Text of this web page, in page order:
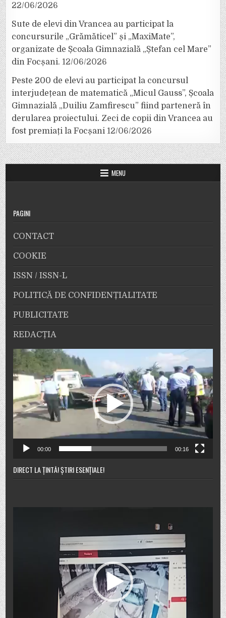
22/06/2026
Sute de elevi din Vrancea au participat la
concursurile „Grămăticel” și „MaxiMate”,
organizate de Școala Gimnazială „Ștefan cel Mare”
din Focșani. 12/06/2026
Peste 200 de elevi au participat la concursul
interjudețean de matematică „Micul Gauss”, Școala
Gimnazială „Duiliu Zamfirescu” fiind parteneră în
derularea proiectului. Zeci de copii din Vrancea au
fost premiați la Focșani 12/06/2026
MENU
PAGINI
CONTACT
COOKIE
ISSN / ISSN-L
POLITICĂ DE CONFIDENȚIALITATE
PUBLICITATE
REDACȚIA
Player
video
00:00 00:16
DIRECT LA ȚINTĂ! ȘTIRI ESENȚIALE!